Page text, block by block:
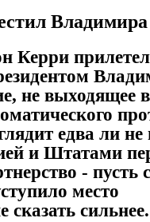
Керри
не выходящее
едва ли
и Штатами
- пусть
место
сказать сильнее.